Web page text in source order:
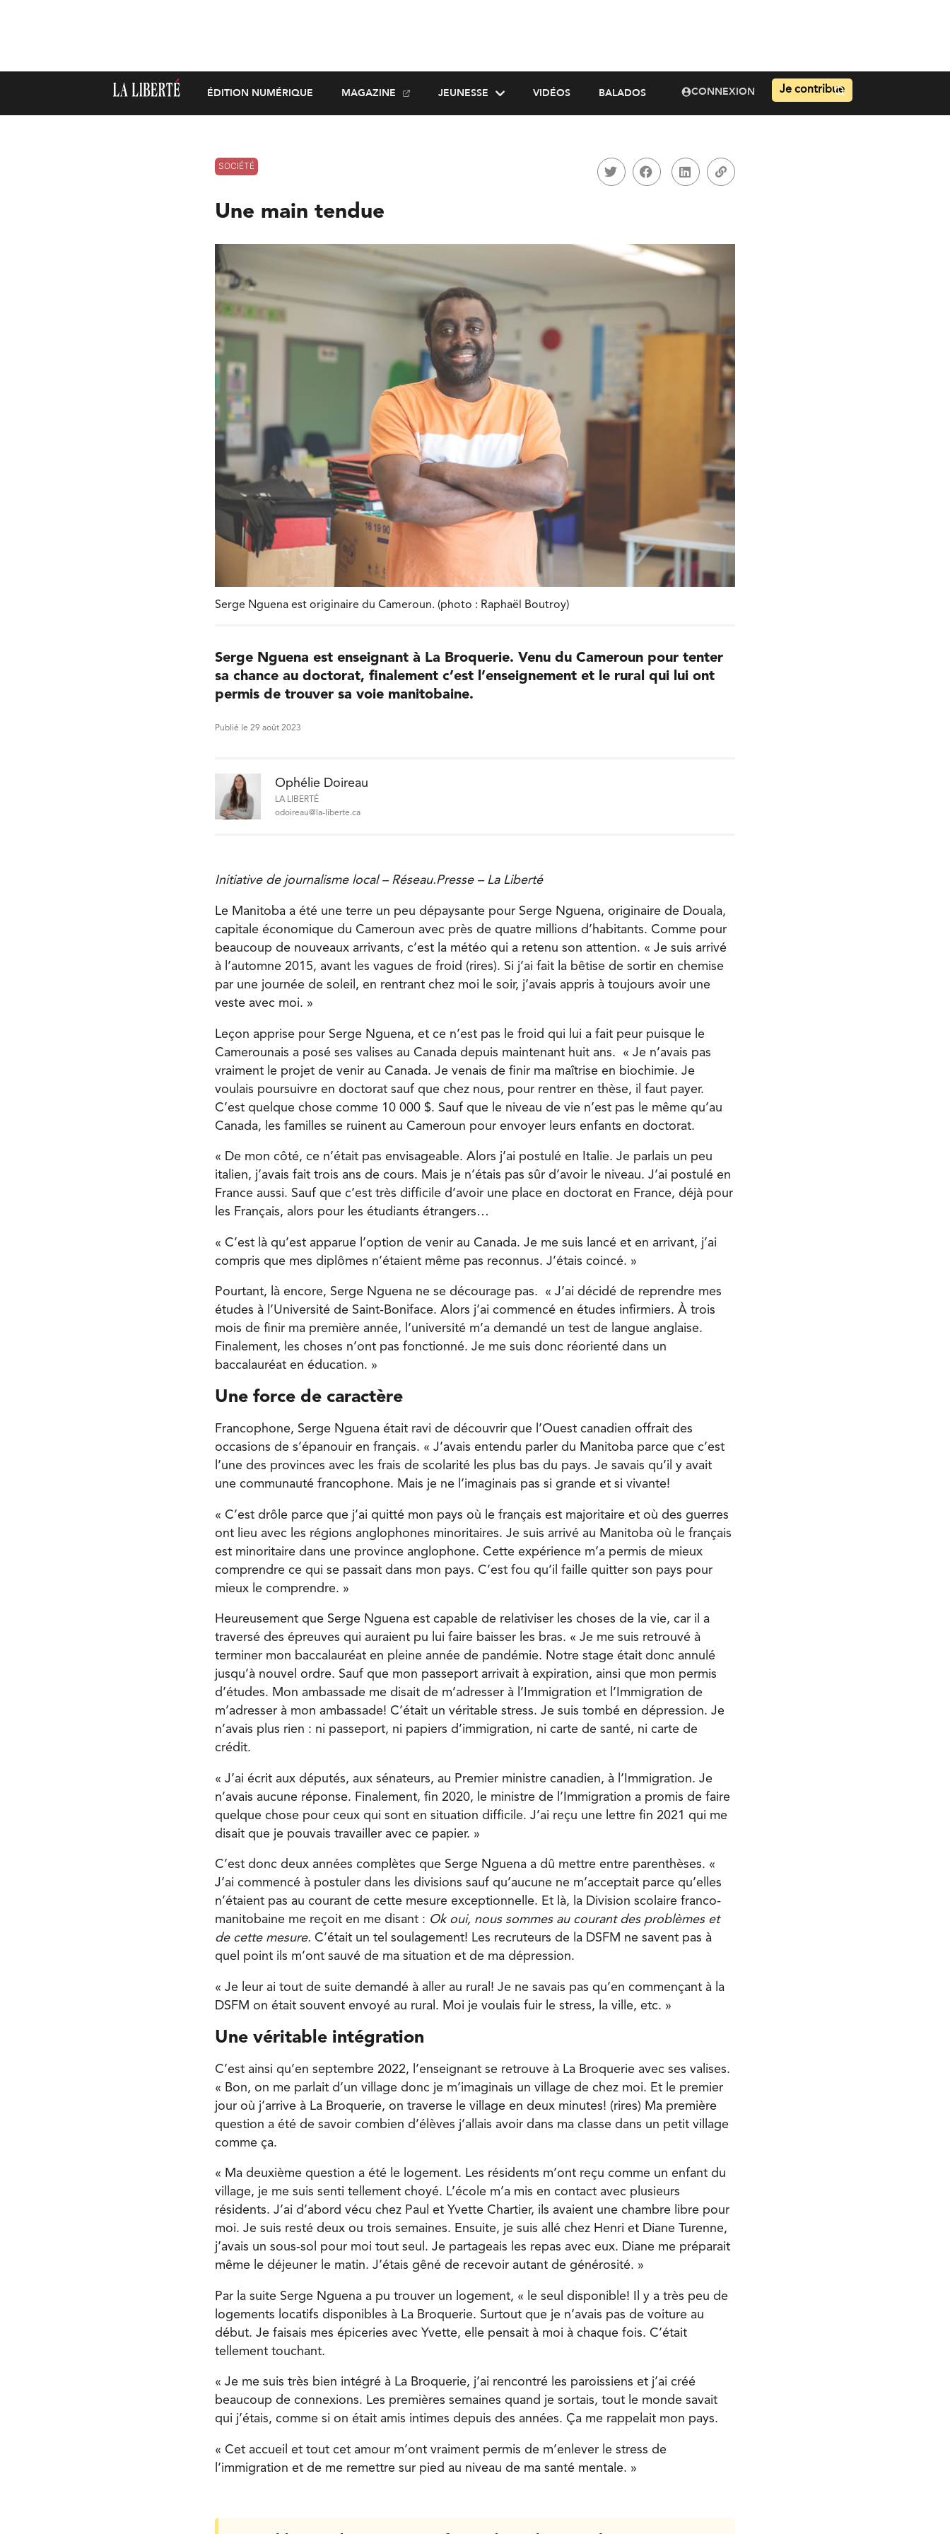
ÉDITION NUMÉRIQUE MAGAZINE JEUNESSE VIDÉOS BALADOS CONNEXION Je contribue
SOCIÉTÉ
Une main tendue
Serge Nguena est originaire du Cameroun. (photo : Raphaël Boutroy)
Serge Nguena est enseignant à La Broquerie. Venu du Cameroun pour tenter
sa chance au doctorat, finalement c’est l’enseignement et le rural qui lui ont
permis de trouver sa voie manitobaine.
Publié le 29 août 2023
Ophélie Doireau
LA LIBERTÉ
odoireau@la-liberte.ca
Initiative de journalisme local – Réseau.Presse – La Liberté
Le Manitoba a été une terre un peu dépaysante pour Serge Nguena, originaire de Douala,
capitale économique du Cameroun avec près de quatre millions d’habitants. Comme pour
beaucoup de nouveaux arrivants, c’est la météo qui a retenu son attention. « Je suis arrivé
à l’automne 2015, avant les vagues de froid (rires). Si j’ai fait la bêtise de sortir en chemise
par une journée de soleil, en rentrant chez moi le soir, j’avais appris à toujours avoir une
veste avec moi. »
Leçon apprise pour Serge Nguena, et ce n’est pas le froid qui lui a fait peur puisque le
Camerounais a posé ses valises au Canada depuis maintenant huit ans. « Je n’avais pas
vraiment le projet de venir au Canada. Je venais de finir ma maîtrise en biochimie. Je
voulais poursuivre en doctorat sauf que chez nous, pour rentrer en thèse, il faut payer.
C’est quelque chose comme 10 000 $. Sauf que le niveau de vie n’est pas le même qu’au
Canada, les familles se ruinent au Cameroun pour envoyer leurs enfants en doctorat.
« De mon côté, ce n’était pas envisageable. Alors j’ai postulé en Italie. Je parlais un peu
italien, j’avais fait trois ans de cours. Mais je n’étais pas sûr d’avoir le niveau. J’ai postulé en
France aussi. Sauf que c’est très difficile d’avoir une place en doctorat en France, déjà pour
les Français, alors pour les étudiants étrangers…
« C’est là qu’est apparue l’option de venir au Canada. Je me suis lancé et en arrivant, j’ai
compris que mes diplômes n’étaient même pas reconnus. J’étais coincé. »
Pourtant, là encore, Serge Nguena ne se décourage pas. « J’ai décidé de reprendre mes
études à l’Université de Saint-Boniface. Alors j’ai commencé en études infirmiers. À trois
mois de finir ma première année, l’université m’a demandé un test de langue anglaise.
Finalement, les choses n’ont pas fonctionné. Je me suis donc réorienté dans un
baccalauréat en éducation. »
Une force de caractère
Francophone, Serge Nguena était ravi de découvrir que l’Ouest canadien offrait des
occasions de s’épanouir en français. « J’avais entendu parler du Manitoba parce que c’est
l’une des provinces avec les frais de scolarité les plus bas du pays. Je savais qu’il y avait
une communauté francophone. Mais je ne l’imaginais pas si grande et si vivante!
« C’est drôle parce que j’ai quitté mon pays où le français est majoritaire et où des guerres
ont lieu avec les régions anglophones minoritaires. Je suis arrivé au Manitoba où le français
est minoritaire dans une province anglophone. Cette expérience m’a permis de mieux
comprendre ce qui se passait dans mon pays. C’est fou qu’il faille quitter son pays pour
mieux le comprendre. »
Heureusement que Serge Nguena est capable de relativiser les choses de la vie, car il a
traversé des épreuves qui auraient pu lui faire baisser les bras. « Je me suis retrouvé à
terminer mon baccalauréat en pleine année de pandémie. Notre stage était donc annulé
jusqu’à nouvel ordre. Sauf que mon passeport arrivait à expiration, ainsi que mon permis
d’études. Mon ambassade me disait de m’adresser à l’Immigration et l’Immigration de
m’adresser à mon ambassade! C’était un véritable stress. Je suis tombé en dépression. Je
n’avais plus rien : ni passeport, ni papiers d’immigration, ni carte de santé, ni carte de
crédit.
« J’ai écrit aux députés, aux sénateurs, au Premier ministre canadien, à l’Immigration. Je
n’avais aucune réponse. Finalement, fin 2020, le ministre de l’Immigration a promis de faire
quelque chose pour ceux qui sont en situation difficile. J’ai reçu une lettre fin 2021 qui me
disait que je pouvais travailler avec ce papier. »
C’est donc deux années complètes que Serge Nguena a dû mettre entre parenthèses. «
J’ai commencé à postuler dans les divisions sauf qu’aucune ne m’acceptait parce qu’elles
n’étaient pas au courant de cette mesure exceptionnelle. Et là, la Division scolaire franco-
manitobaine me reçoit en me disant : Ok oui, nous sommes au courant des problèmes et
de cette mesure. C’était un tel soulagement! Les recruteurs de la DSFM ne savent pas à
quel point ils m’ont sauvé de ma situation et de ma dépression.
« Je leur ai tout de suite demandé à aller au rural! Je ne savais pas qu’en commençant à la
DSFM on était souvent envoyé au rural. Moi je voulais fuir le stress, la ville, etc. »
Une véritable intégration
C’est ainsi qu’en septembre 2022, l’enseignant se retrouve à La Broquerie avec ses valises.
« Bon, on me parlait d’un village donc je m’imaginais un village de chez moi. Et le premier
jour où j’arrive à La Broquerie, on traverse le village en deux minutes! (rires) Ma première
question a été de savoir combien d’élèves j’allais avoir dans ma classe dans un petit village
comme ça.
« Ma deuxième question a été le logement. Les résidents m’ont reçu comme un enfant du
village, je me suis senti tellement choyé. L’école m’a mis en contact avec plusieurs
résidents. J’ai d’abord vécu chez Paul et Yvette Chartier, ils avaient une chambre libre pour
moi. Je suis resté deux ou trois semaines. Ensuite, je suis allé chez Henri et Diane Turenne,
j’avais un sous-sol pour moi tout seul. Je partageais les repas avec eux. Diane me préparait
même le déjeuner le matin. J’étais gêné de recevoir autant de générosité. »
Par la suite Serge Nguena a pu trouver un logement, « le seul disponible! Il y a très peu de
logements locatifs disponibles à La Broquerie. Surtout que je n’avais pas de voiture au
début. Je faisais mes épiceries avec Yvette, elle pensait à moi à chaque fois. C’était
tellement touchant.
« Je me suis très bien intégré à La Broquerie, j’ai rencontré les paroissiens et j’ai créé
beaucoup de connexions. Les premières semaines quand je sortais, tout le monde savait
qui j’étais, comme si on était amis intimes depuis des années. Ça me rappelait mon pays.
« Cet accueil et tout cet amour m’ont vraiment permis de m’enlever le stress de
l’immigration et de me remettre sur pied au niveau de ma santé mentale. »